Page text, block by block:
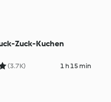
Zuck-Kuchen
(3.7K) 1 h 15 min